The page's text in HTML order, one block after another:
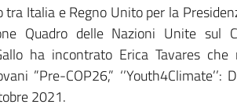
tra Italia e Regno Unito per la
Quadro delle Nazioni Unite sul
ha incontrato Erica Tavares che
”Pre-COP26,”
2021.